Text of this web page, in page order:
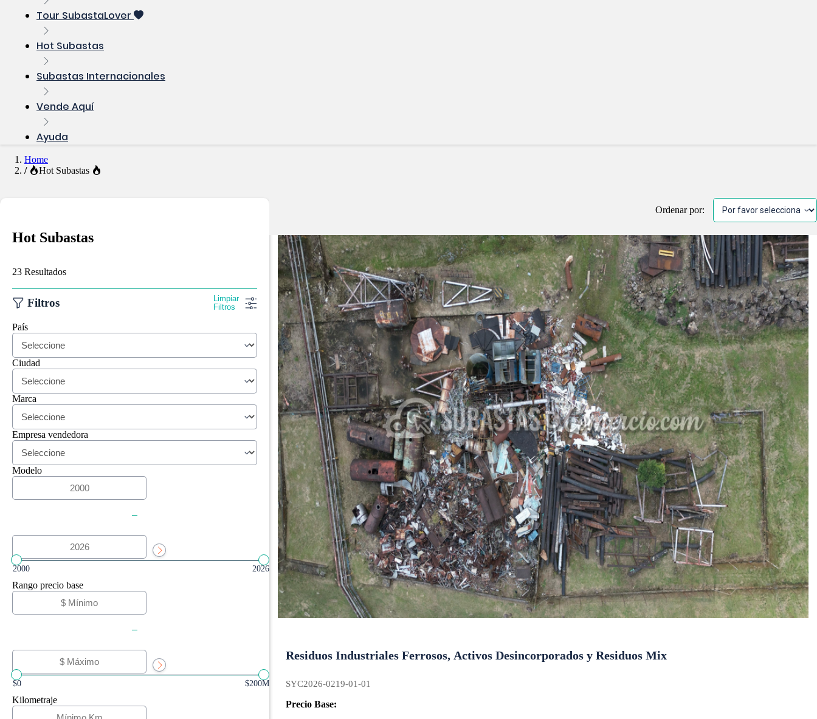
Tour SubastaLover
Hot Subastas
Subastas Internacionales
Vende Aquí
Ayuda
Home
Hot Subastas
Hot Subastas
23 Resultados
Filtros
Limpiar
Filtros
País
Ciudad
Marca
Empresa vendedora
Modelo
-
2000 2026
Rango precio base
-
$0 $200M
Kilometraje
Ordenar por:
Residuos Industriales Ferrosos, Activos Desincorporados y Residuos Mix
SYC2026-0219-01-01
Precio Base: